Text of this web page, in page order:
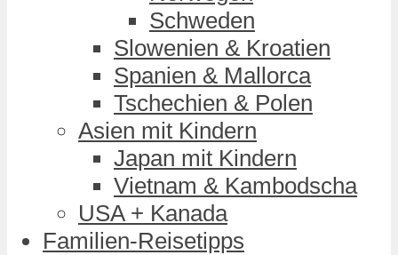
Schweden
Slowenien & Kroatien
Spanien & Mallorca
Tschechien & Polen
Asien mit Kindern
Japan mit Kindern
Vietnam & Kambodscha
USA + Kanada
Familien-Reisetipps